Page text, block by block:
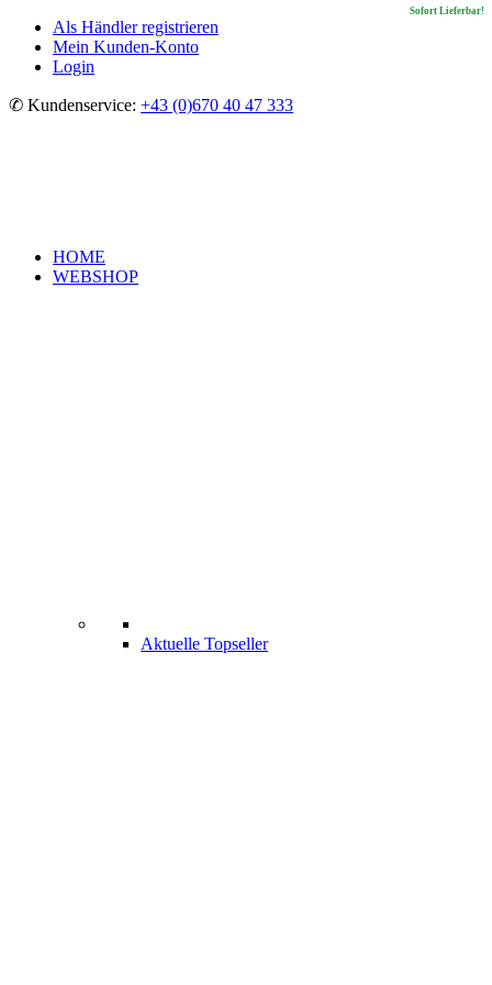
Als Händler registrieren
Mein Kunden-Konto
Login
✆ Kundenservice: +43 (0)670 40 47 333
HOME
WEBSHOP
Aktuelle Topseller
In Kürze lieferbar!
Sofort Lieferbar!
Sofort Lieferbar!
Sofort Lieferbar!